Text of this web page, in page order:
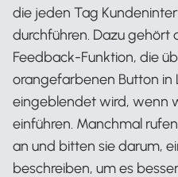
die jeden Tag
durchführen. Dazu gehört
Feedback-Funktion, die
orangefarbenen Button in
eingeblendet wird, wenn
einführen. Manchmal
an und bitten sie darum,
beschreiben, um es